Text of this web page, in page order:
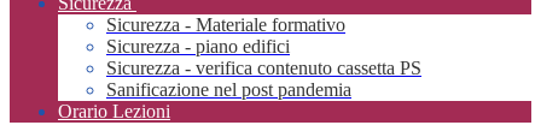
Sicurezza - Materiale formativo
Sicurezza - piano edifici
Sicurezza - verifica contenuto cassetta PS
Sanificazione nel post pandemia
Orario Lezioni